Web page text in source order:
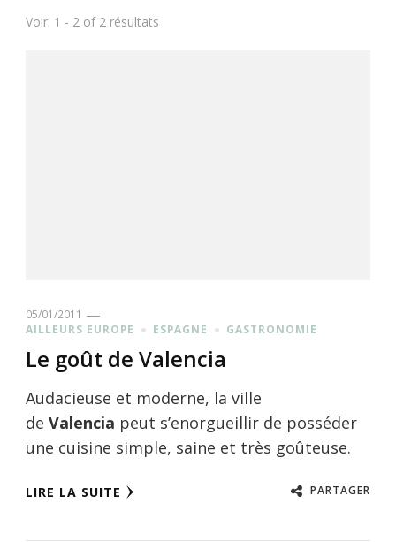
Voir: 1 - 2 of 2 résultats
05/01/2011
AILLEURS EUROPE
ESPAGNE GASTRONOMIE
Le goût de Valencia
Audacieuse et moderne, la ville
de Valencia peut s’enorgueillir de posséder
une cuisine simple, saine et très goûteuse.
LIRE LA SUITE PARTAGER